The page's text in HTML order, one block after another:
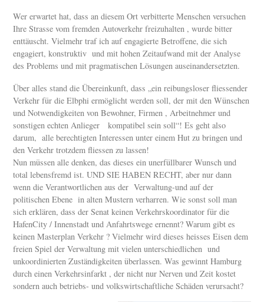
Wer erwartet hat, dass an diesem Ort verbitterte Menschen versuchen
Ihre Strasse vom fremden Autoverkehr freizuhalten , wurde bitter
enttäuscht. Vielmehr traf ich auf engagierte Betroffene, die sich
engagiert, konstruktiv und mit hohen Zeitaufwand mit der Analyse
des Problems und mit pragmatischen Lösungen auseinandersetzten.
Über alles stand die Übereinkunft, dass „ein reibungsloser fliessender
Verkehr für die Elbphi ermöglicht werden soll, der mit den Wünschen
und Notwendigkeiten von Bewohner, Firmen , Arbeitnehmer und
sonstigen echten Anlieger kompatibel sein soll“! Es geht also
darum, alle berechtigten Interessen unter einem Hut zu bringen und
den Verkehr trotzdem fliessen zu lassen!
Nun müssen alle denken, das dieses ein unerfüllbarer Wunsch und
total lebensfremd ist. UND SIE HABEN RECHT, aber nur dann
wenn die Verantwortlichen aus der Verwaltung-und auf der
politischen Ebene in alten Mustern verharren. Wie sonst soll man
sich erklären, dass der Senat keinen Verkehrskoordinator für die
HafenCity / Innenstadt und Anfahrtswege ernennt? Warum gibt es
keinen Masterplan Verkehr ? Vielmehr wird dieses heisses Eisen dem
freien Spiel der Verwaltung mit vielen unterschiedlichen und
unkoordinierten Zuständigkeiten überlassen. Was gewinnt Hamburg
durch einen Verkehrsinfarkt , der nicht nur Nerven und Zeit kostet
sondern auch betriebs- und volkswirtschaftliche Schäden verursacht?